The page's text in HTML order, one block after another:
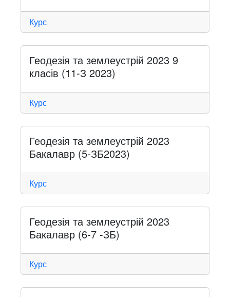
Курс
Геодезія та землеустрій 2023 9
класів (11-З 2023)
Курс
Геодезія та землеустрій 2023
Бакалавр (5-ЗБ2023)
Курс
Геодезія та землеустрій 2023
Бакалавр (6-7 -ЗБ)
Курс